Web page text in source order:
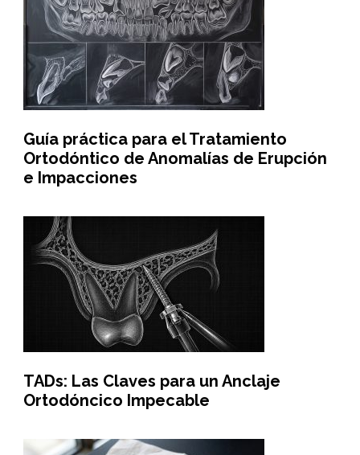
Guía práctica para el Tratamiento
Ortodóntico de Anomalías de Erupción
e Impacciones
TADs: Las Claves para un Anclaje
Ortodóncico Impecable